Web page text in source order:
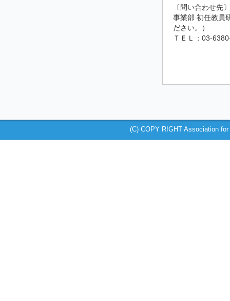
〔問い合わせ先〕
事業部 初任教
ださい。）
ＴＥＬ：03-
(C) COPY RIGHT Association